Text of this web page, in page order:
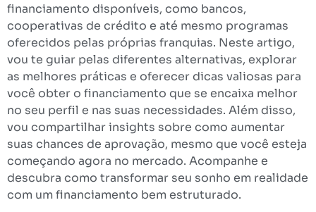
financiamento disponíveis, como bancos,
cooperativas de crédito e até mesmo programas
oferecidos pelas próprias franquias. Neste artigo,
vou te guiar pelas diferentes alternativas, explorar
as melhores práticas e oferecer dicas valiosas para
você obter o financiamento que se encaixa melhor
no seu perfil e nas suas necessidades. Além disso,
vou compartilhar insights sobre como aumentar
suas chances de aprovação, mesmo que você esteja
começando agora no mercado. Acompanhe e
descubra como transformar seu sonho em realidade
com um financiamento bem estruturado.